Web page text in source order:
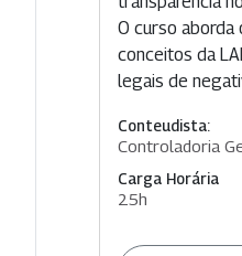
O curso
conceitos da
legais de
Conteudista:
Controladoria
Carga Horária
25h